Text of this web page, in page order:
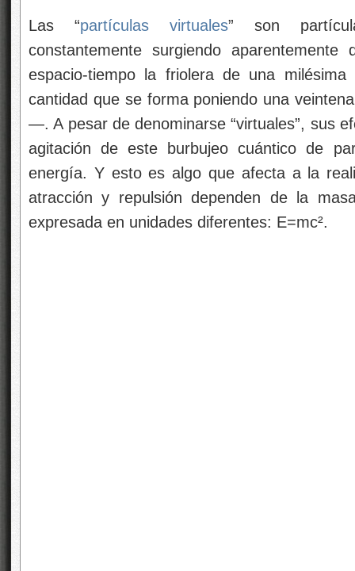
Las “partículas virtuales” son
constantemente surgiendo
espacio-tiempo la friolera de una
cantidad que se forma poniendo una
—. A pesar de denominarse “virtuales”, sus
agitación de este burbujeo cuántico de
energía. Y esto es algo que afecta a la
atracción y repulsión dependen de la
expresada en unidades diferentes: E=mc².